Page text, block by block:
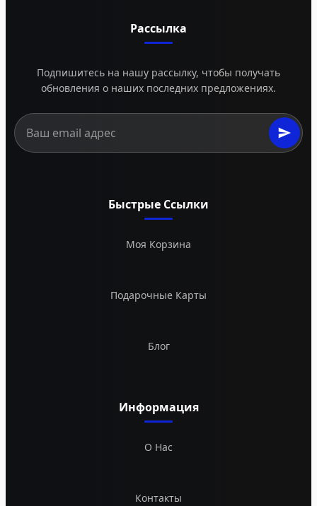
Рассылка
Подпишитесь на нашу рассылку, чтобы получать
обновления о наших последних предложениях.
Быстрые Ссылки
Моя Корзина
Подарочные Карты
Блог
Информация
О Нас
Контакты